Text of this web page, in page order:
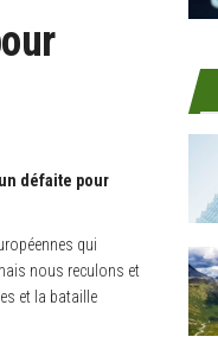
défaite pour
qui
nous reculons et
et la bataille